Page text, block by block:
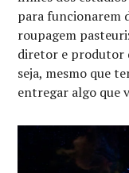
para funcionarem
roupagem
diretor e produtor
seja, mesmo que
entregar algo que